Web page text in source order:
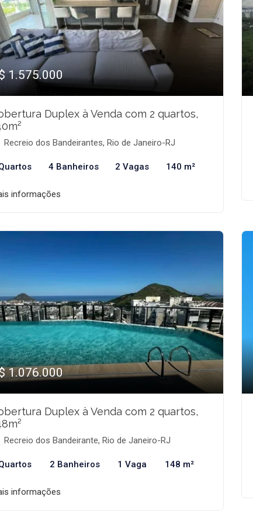
1.575.000
Duplex à Venda com 2 quartos,
Recreio dos Bandeirantes, Rio de Janeiro-RJ
4 Banheiros 2 Vagas 140 m²
informações
1.076.000
Duplex à Venda com 2 quartos,
Recreio dos Bandeirante, Rio de Janeiro-RJ
2 Banheiros 1 Vaga 148 m²
informações